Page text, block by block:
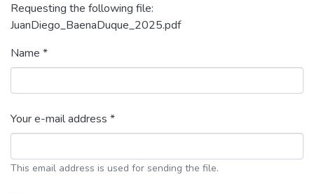
Requesting the following file:
JuanDiego_BaenaDuque_2025.pdf
Name *
Your e-mail address *
This email address is used for sending the file.